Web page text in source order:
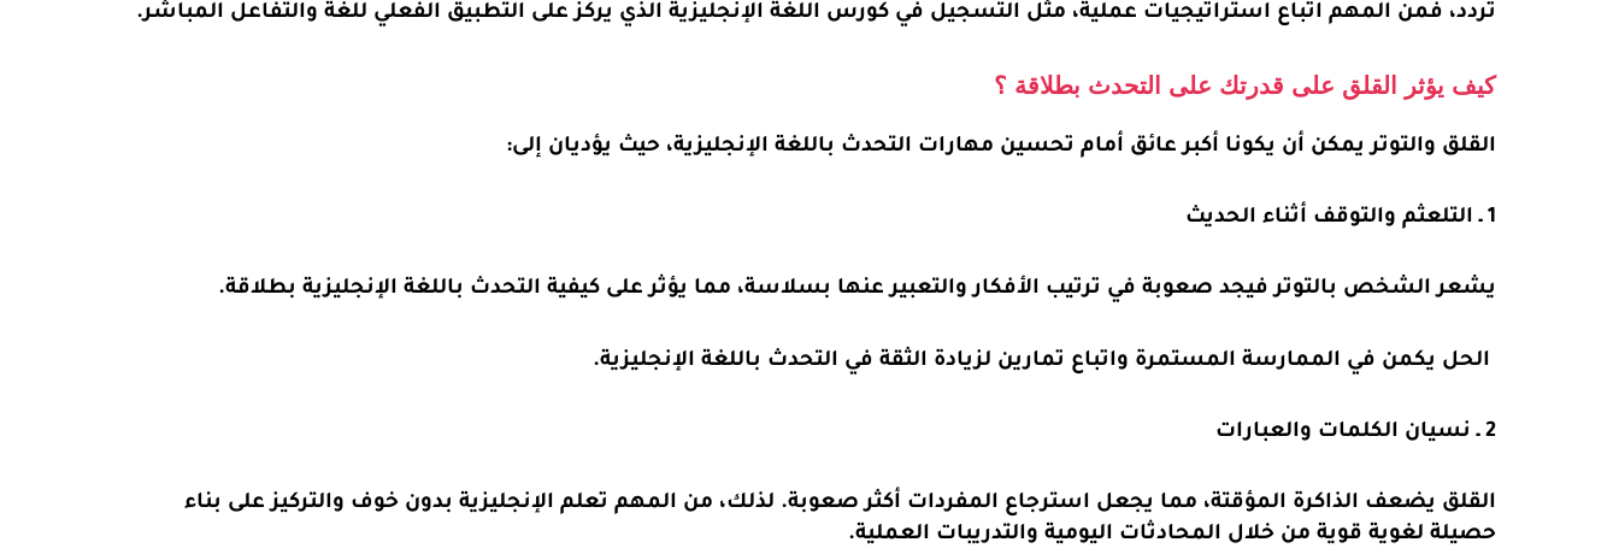
تردد، فمن المهم اتباع استراتيجيات عملية، مثل التسجيل في كورس اللغة الإنجليزية الذي يركز على التطبيق الفعلي للغة والتفاعل المباشر.
كيف يؤثر القلق على قدرتك على التحدث بطلاقة ؟
القلق والتوتر يمكن أن يكونا أكبر عائق أمام تحسين مهارات التحدث باللغة الإنجليزية، حيث يؤديان إلى:
1 ـ التلعثم والتوقف أثناء الحديث
يشعر الشخص بالتوتر فيجد صعوبة في ترتيب الأفكار والتعبير عنها بسلاسة، مما يؤثر على كيفية التحدث باللغة الإنجليزية بطلاقة.
الحل يكمن في الممارسة المستمرة واتباع تمارين لزيادة الثقة في التحدث باللغة الإنجليزية.
2 ـ نسيان الكلمات والعبارات
القلق يضعف الذاكرة المؤقتة، مما يجعل استرجاع المفردات أكثر صعوبة. لذلك، من المهم تعلم الإنجليزية بدون خوف والتركيز على بناء
حصيلة لغوية قوية من خلال المحادثات اليومية والتدريبات العملية.